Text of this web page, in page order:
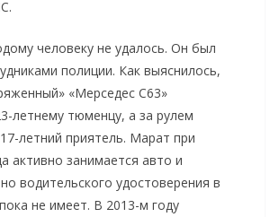
человеку не удалось. Он был
полиции. Как выяснилось,
«Мерседес С63»
летнему тюменцу, а за рулем
летний приятель. Марат при
активно занимается авто и
водительского удостоверения в
не имеет. В 2013-м году